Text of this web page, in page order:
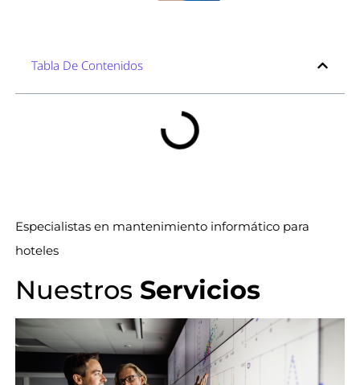
Tabla De Contenidos
Especialistas en mantenimiento informático para
hoteles
Nuestros Servicios